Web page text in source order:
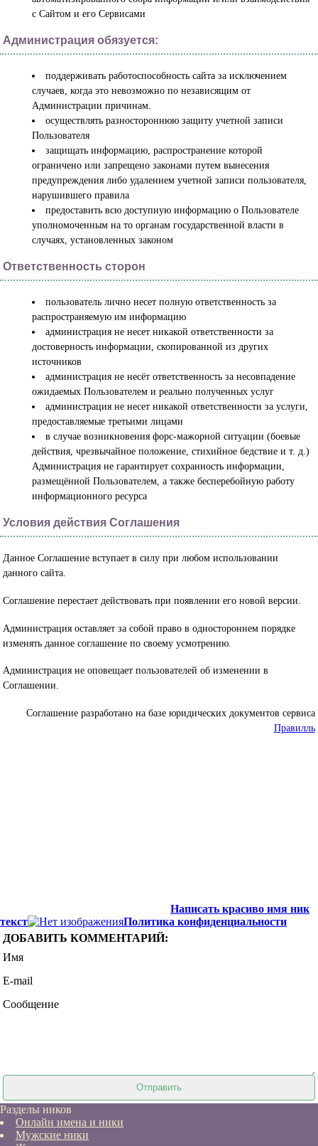
с Сайтом и его Сервисами
Администрация обязуется:
поддерживать работоспособность сайта за исключением
случаев, когда это невозможно по независящим от
Администрации причинам.
осуществлять разностороннюю защиту учетной записи
Пользователя
защищать информацию, распространение которой
ограничено или запрещено законами путем вынесения
предупреждения либо удалением учетной записи пользователя,
нарушившего правила
предоставить всю доступную информацию о Пользователе
уполномоченным на то органам государственной власти в
случаях, установленных законом
Ответственность сторон
пользователь лично несет полную ответственность за
распространяемую им информацию
администрация не несет никакой ответственности за
достоверность информации, скопированной из других
источников
администрация не несёт ответственность за несовпадение
ожидаемых Пользователем и реально полученных услуг
администрация не несет никакой ответственности за услуги,
предоставляемые третьими лицами
в случае возникновения форс-мажорной ситуации (боевые
действия, чрезвычайное положение, стихийное бедствие и т. д.)
Администрация не гарантирует сохранность информации,
размещённой Пользователем, а также бесперебойную работу
информационного ресурса
Условия действия Соглашения
Данное Соглашение вступает в силу при любом использовании
данного сайта.
Соглашение перестает действовать при появлении его новой версии.
Администрация оставляет за собой право в одностороннем порядке
изменять данное соглашение по своему усмотрению.
Администрация не оповещает пользователей об изменении в
Соглашении.
Соглашение разработано на базе юридических документов сервиса
Правилль
Написать красиво имя ник
текст
Политика конфиденциальности
ДОБАВИТЬ КОММЕНТАРИЙ:
Имя
E-mail
Сообщение
Разделы ников
Онлайн имена и ники
Мужские ники